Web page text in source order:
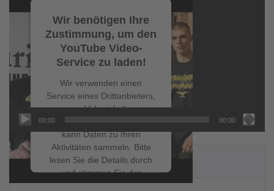
Player
Wir benötigen Ihre
Zustimmung, um den
YouTube Video-
Service zu laden!
Wir verwenden einen
Service eines Drittanbieters,
um Videoinhalte
einzubetten. Dieser Service
kann Daten zu Ihren
Aktivitäten sammeln. Bitte
lesen Sie die Details durch
und stimmen Sie der
Nutzung des Service zu, um
00:00 00:00
NEUESTE BEITRÄGE